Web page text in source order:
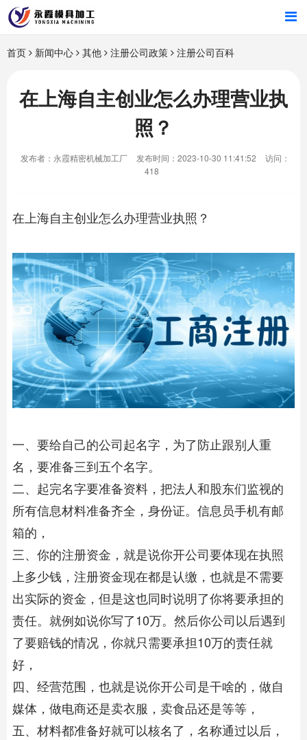
首页
产品中心
关于我们
首页 新闻中心 其他 注册公司政策 注册公司百科
在上海自主创业怎么办理营业执
照？
发布者：永霞精密机械加工厂 发布时间：2023-10-30 11:41:52
访问：
418
在上海自主创业怎么办理营业执照？
一、要给自己的公司起名字，为了防止跟别人重
名，要准备三到五个名字。
二、起完名字要准备资料，把法人和股东们监视的
所有信息材料准备齐全，身份证。信息员手机有邮
箱的，
三、你的注册资金，就是说你开公司要体现在执照
上多少钱，注册资金现在都是认缴，也就是不需要
出实际的资金，但是这也同时说明了你将要承担的
责任。就例如说你写了10万。然后你公司以后遇到
了要赔钱的情况，你就只需要承担10万的责任就
好，
四、经营范围，也就是说你开公司是干啥的，做自
媒体，做电商还是卖衣服，卖食品还是等等，
五、材料都准备好就可以核名了，名称通过以后，